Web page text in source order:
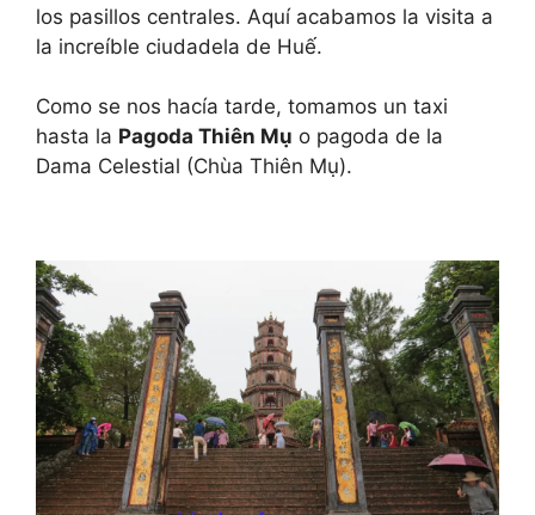
los pasillos centrales. Aquí acabamos la visita a
la increíble ciudadela de Huế.
Como se nos hacía tarde, tomamos un taxi
hasta la Pagoda Thiên Mụ o pagoda de la
Dama Celestial (Chùa Thiên Mụ).